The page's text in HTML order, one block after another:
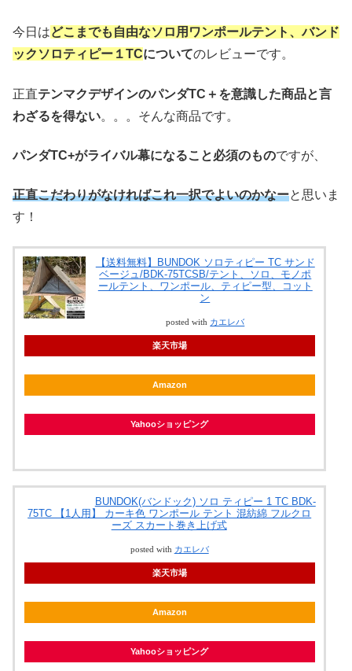
今日はどこまでも自由なソロ用ワンポールテント、バンド
ックソロティピー１TCについてのレビューです。
正直テンマクデザインのパンダTC＋を意識した商品と言
わざるを得ない。。。そんな商品です。
パンダTC+がライバル幕になること必須のものですが、
正直こだわりがなければこれ一択でよいのかなーと思いま
す！
【送料無料】BUNDOK ソロティピー TC サンド
ベージュ/BDK-75TCSB/テント、ソロ、モノポ
ールテント、ワンポール、ティピー型、コット
ン
posted with カエレバ
楽天市場
Amazon
Yahooショッピング
BUNDOK(バンドック) ソロ ティピー 1 TC BDK-
75TC 【1人用】 カーキ色 ワンポール テント 混紡綿 フルクロ
ーズ スカート巻き上げ式
posted with カエレバ
楽天市場
Amazon
Yahooショッピング